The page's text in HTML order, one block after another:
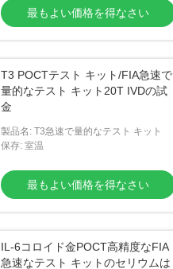
最もよい価格を得なさい
T3 POCTテスト キット/FIA急速で
量的なテスト キット20T IVDの試
金
製品名: T3急速で量的なテスト キット
保存: 室温
最もよい価格を得なさい
IL-6コロイド金POCT高精度なFIA
急速なテスト キットのセリウムは